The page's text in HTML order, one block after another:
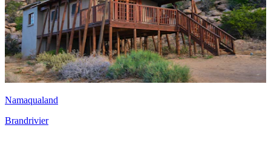
Namaqualand
Brandrivier